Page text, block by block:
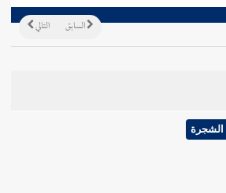
التالي السابق
الشجرة